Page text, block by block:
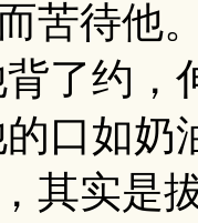
苦待他
背了约
的口如
其实是